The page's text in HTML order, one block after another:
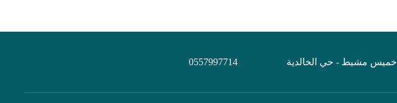
خميس مشيط - حي الخالدية 0557997714